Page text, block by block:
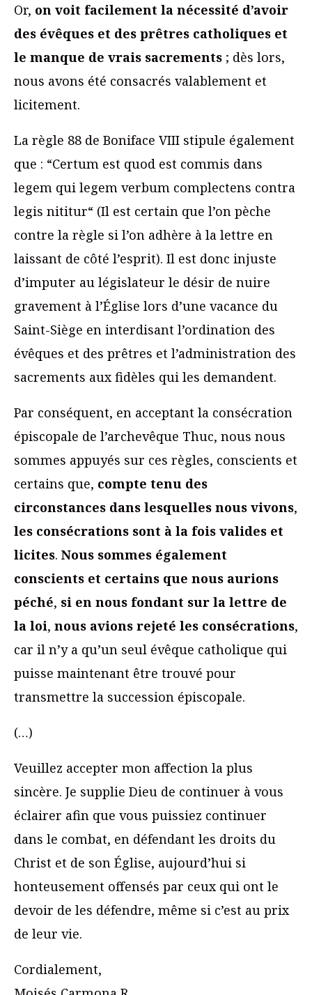
Or, on voit facilement la nécessité d’avoir
des évêques et des prêtres catholiques et
le manque de vrais sacrements ; dès lors,
nous avons été consacrés valablement et
licitement.
La règle 88 de Boniface VIII stipule également
que : “Certum est quod est commis dans
legem qui legem verbum complectens contra
legis nititur“ (Il est certain que l’on pèche
contre la règle si l’on adhère à la lettre en
laissant de côté l’esprit). Il est donc injuste
d’imputer au législateur le désir de nuire
gravement à l’Église lors d’une vacance du
Saint-Siège en interdisant l’ordination des
évêques et des prêtres et l’administration des
sacrements aux fidèles qui les demandent.
Par conséquent, en acceptant la consécration
épiscopale de l’archevêque Thuc, nous nous
sommes appuyés sur ces règles, conscients et
certains que, compte tenu des
circonstances dans lesquelles nous vivons,
les consécrations sont à la fois valides et
licites. Nous sommes également
conscients et certains que nous aurions
péché, si en nous fondant sur la lettre de
la loi, nous avions rejeté les consécrations,
car il n’y a qu’un seul évêque catholique qui
puisse maintenant être trouvé pour
transmettre la succession épiscopale.
(…)
Veuillez accepter mon affection la plus
sincère. Je supplie Dieu de continuer à vous
éclairer afin que vous puissiez continuer
dans le combat, en défendant les droits du
Christ et de son Église, aujourd’hui si
honteusement offensés par ceux qui ont le
devoir de les défendre, même si c’est au prix
de leur vie.
Cordialement,